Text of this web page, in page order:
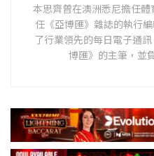
本思齊曾在澳洲悉尼擔任
任《亞博匯》雜誌的執行
了行業領先的每日電子通
博匯》的主筆，並